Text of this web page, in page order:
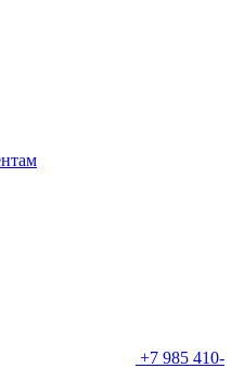
+7 985 410-